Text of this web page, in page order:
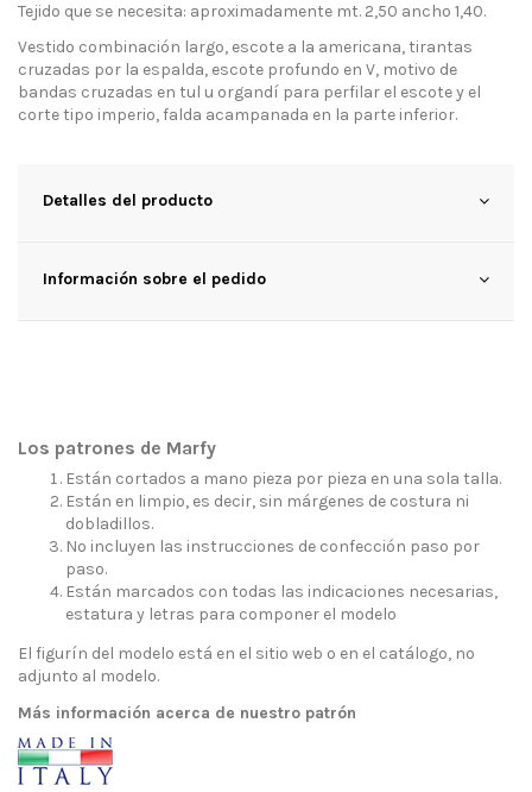
Tejido que se necesita: aproximadamente mt. 2,50 ancho 1,40.
Vestido combinación largo, escote a la americana, tirantas
cruzadas por la espalda, escote profundo en V, motivo de
bandas cruzadas en tul u organdí para perfilar el escote y el
corte tipo imperio, falda acampanada en la parte inferior.
Detalles del producto
Información sobre el pedido
Los patrones de Marfy
Están cortados a mano pieza por pieza en una sola talla.
Están en limpio, es decir, sin márgenes de costura ni
dobladillos.
No incluyen las instrucciones de confección paso por
paso.
Están marcados con todas las indicaciones necesarias,
estatura y letras para componer el modelo
El figurín del modelo está en el sitio web o en el catálogo, no
adjunto al modelo.
Más información acerca de nuestro patrón